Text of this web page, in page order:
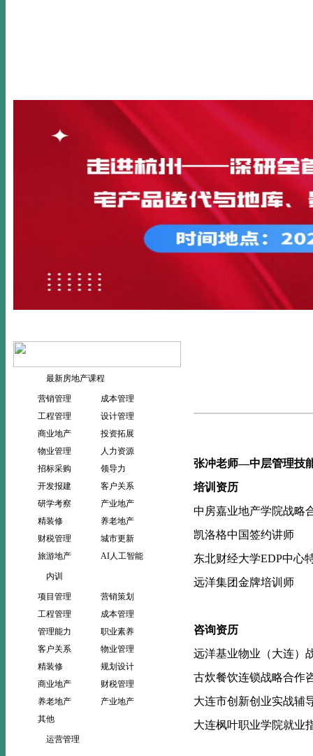
最新房地产课程
营销管理
成本管理
工程管理
设计管理
商业地产
投资拓展
物业管理
人力资源
招标采购
领导力
开发报建
客户关系
研学考察
产业地产
精装修
养老地产
财税管理
城市更新
旅游地产
AI人工智能
内训
项目管理
营销策划
工程管理
成本管理
管理能力
职业素养
客户关系
物业管理
精装修
规划设计
商业地产
财税管理
养老地产
产业地产
其他
运营管理
张冲老师—中层管理技
培训资历
中房嘉业地产学院战略
凯洛格中国签约讲师
东北财经大学EDP中心
远洋集团金牌培训师
咨询资历
远洋基业物业（大连）
古炊餐饮连锁战略合作
大连市创新创业实战辅
大连枫叶职业学院就业